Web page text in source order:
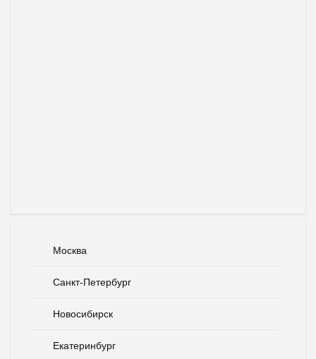
Москва
Санкт-Петербург
Новосибирск
Екатеринбург